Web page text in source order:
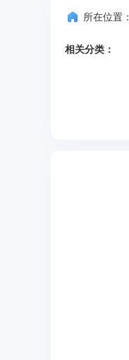
所在位置：
相关分类：